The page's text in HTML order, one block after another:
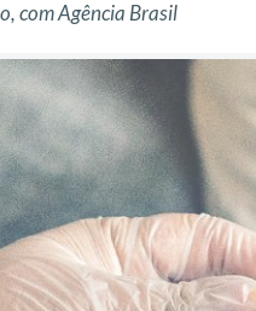
com Agência Brasil